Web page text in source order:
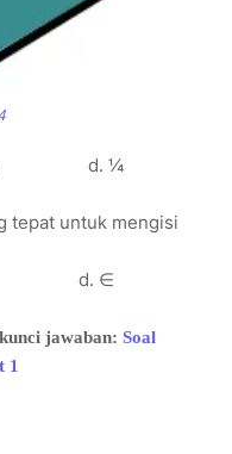
₆ d. ¼
tepat untuk mengisi
d. ∈
jawaban: Soal
1